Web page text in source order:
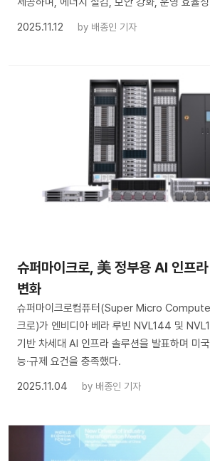
2025.11.12
by 배종인 기자
슈퍼마이크로, 美 정부용 AI 인프
변화
슈퍼마이크로컴퓨터(Super Micro
크로)가 엔비디아 베라 루빈 NVL144 및
기반 차세대 AI 인프라 솔루션을 발표하며 미
능·규제 요건을 충족했다.
2025.11.04
by 배종인 기자